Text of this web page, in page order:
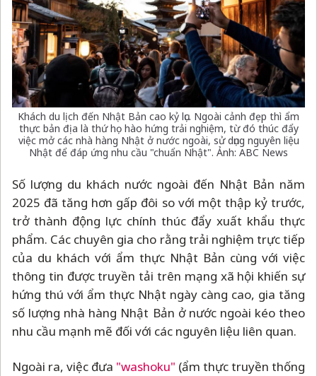
Khách du lịch đến Nhật Bản cao kỷ lục. Ngoài cảnh đẹp thì ẩm
thực bản địa là thứ họ hào hứng trải nghiệm, từ đó thúc đẩy
việc mở các nhà hàng Nhật ở nước ngoài, sử dụng nguyên liệu
Nhật để đáp ứng nhu cầu "chuẩn Nhật". Ảnh: ABC News
Số lượng du khách nước ngoài đến Nhật Bản năm
2025 đã tăng hơn gấp đôi so với một thập kỷ trước,
trở thành động lực chính thúc đẩy xuất khẩu thực
phẩm. Các chuyên gia cho rằng trải nghiệm trực tiếp
của du khách với ẩm thực Nhật Bản cùng với việc
thông tin được truyền tải trên mạng xã hội khiến sự
hứng thú với ẩm thực Nhật ngày càng cao, gia tăng
số lượng nhà hàng Nhật Bản ở nước ngoài kéo theo
nhu cầu mạnh mẽ đối với các nguyên liệu liên quan.
Ngoài ra, việc đưa "washoku" (ẩm thực truyền thống